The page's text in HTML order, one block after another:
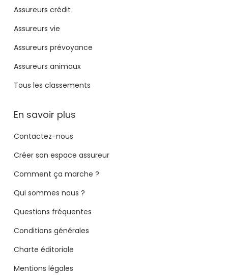
Assureurs crédit
Assureurs vie
Assureurs prévoyance
Assureurs animaux
Tous les classements
En savoir plus
Contactez-nous
Créer son espace assureur
Comment ça marche ?
Qui sommes nous ?
Questions fréquentes
Conditions générales
Charte éditoriale
Mentions légales